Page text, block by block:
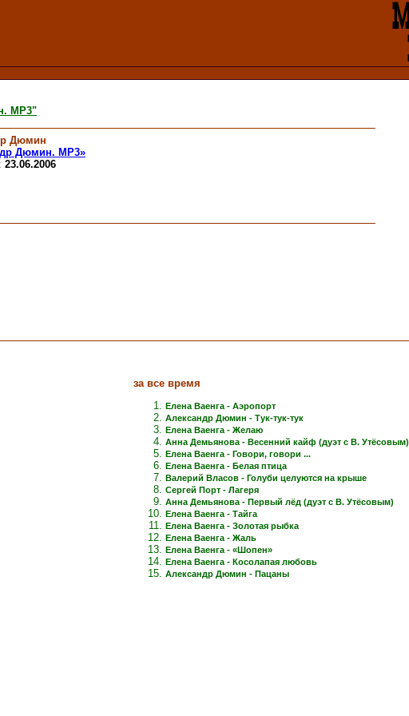
МР3"
Дюмин
Дюмин. МР3»
23.06.2006
за все время
Елена Ваенга - Аэропорт
Александр Дюмин - Тук-тук-тук
Елена Ваенга - Желаю
Анна Демьянова - Весенний кайф (дуэт с В. Утёсовым)
Елена Ваенга - Говори, говори ...
Елена Ваенга - Белая птица
Валерий Власов - Голуби целуются на крыше
Сергей Порт - Лагеря
Анна Демьянова - Первый лёд (дуэт с В. Утёсовым)
Елена Ваенга - Тайга
Елена Ваенга - Золотая рыбка
Елена Ваенга - Жаль
Елена Ваенга - «Шопен»
Елена Ваенга - Косолапая любовь
Александр Дюмин - Пацаны